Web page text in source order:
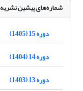
شماره‌های پیشین نشریه
دوره 15 (1405)
دوره 14 (1404)
دوره 13 (1403)